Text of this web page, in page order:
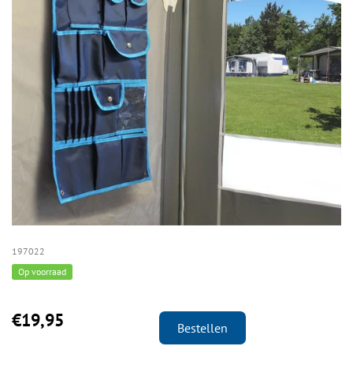
197022
Op voorraad
€19,95 Bestellen